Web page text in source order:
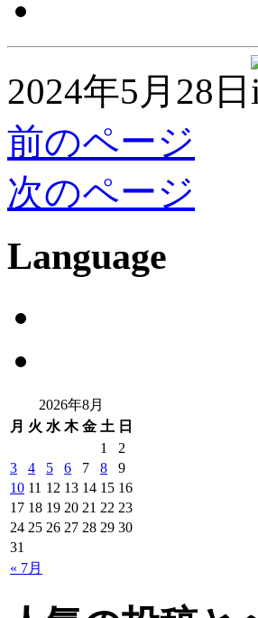
2024年5月28日
前のページ
次のページ
Language
2026年8月
月 火 水 木 金 土 日
« 7月
1
2
3
4 5 6 7 8
9
10 11 12 13 14 15 16
17 18 19 20 21 22 23
24 25 26 27 28 29 30
31